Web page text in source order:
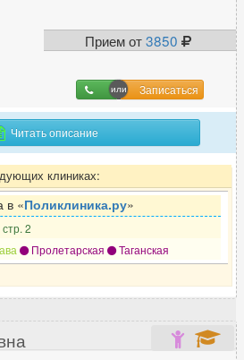
Прием от3850
Записаться
Читать описание
клиниках:
в «Поликлиника.ру»
2
Пролетарская Таганская